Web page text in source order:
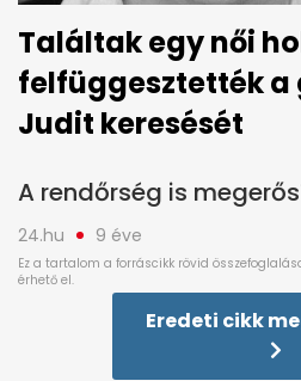
Találtak egy női
felfüggesztették a
Judit keresését
A rendőrség is
24.hu 9 éve
Eredeti cikk